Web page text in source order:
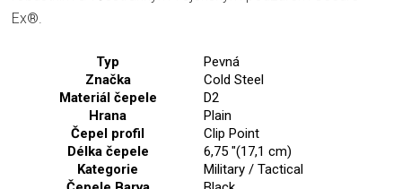
Ex®.
Typ
Pevná
Značka
Cold Steel
Materiál čepele
D2
Hrana
Plain
Čepel profil
Clip Point
Délka čepele
6,75 "(17,1 cm)
Kategorie
Military / Tactical